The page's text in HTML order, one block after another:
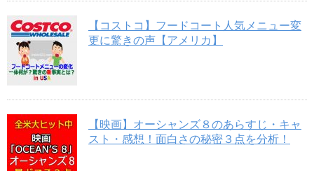
【コストコ】フードコート人気メニュー変
更に驚きの声【アメリカ】
【映画】オーシャンズ８のあらすじ・キャ
スト・感想！面白さの秘密３点を分析！